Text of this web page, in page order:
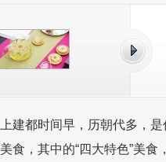
建都时间早，历朝代多，
，其中的“四大特色”美食